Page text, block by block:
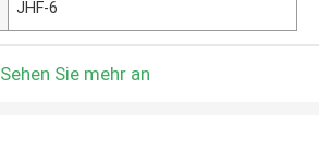
JHF-6
Sehen Sie mehr an